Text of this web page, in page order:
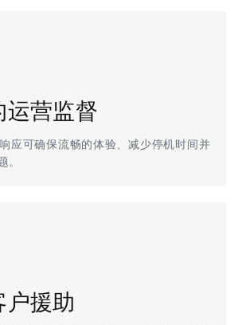
营监督
应可确保流畅的体验、减少停机时间并
。
户援助